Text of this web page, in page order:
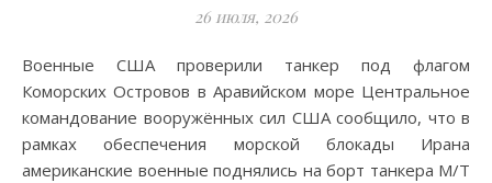
26 июля, 2026
Военные США проверили танкер под флагом
Коморских Островов в Аравийском море Центральное
командование вооружённых сил США сообщило, что в
рамках обеспечения морской блокады Ирана
американские военные поднялись на борт танкера M/T